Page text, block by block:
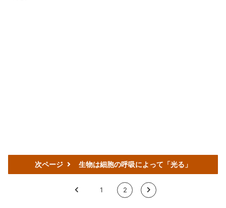
次ページ 生物は細胞の呼吸によって「光る」
< 1 2 >